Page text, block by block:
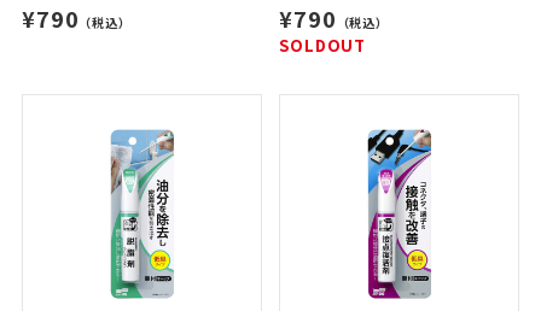
¥790 （税込） ¥790 （税込）
SOLDOUT